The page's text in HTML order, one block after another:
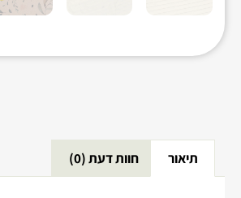
תיאור חוות דעת (0)